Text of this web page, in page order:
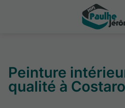
Peinture
qualité à